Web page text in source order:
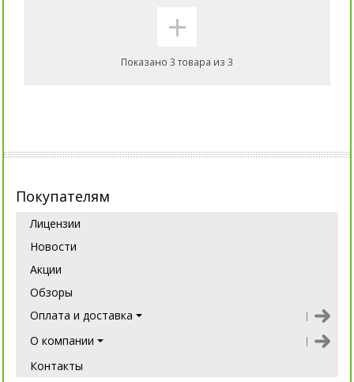
+
Показано 3 товара из 3
Покупателям
Лицензии
Новости
Акции
Обзоры
Оплата и доставка
О компании
Контакты